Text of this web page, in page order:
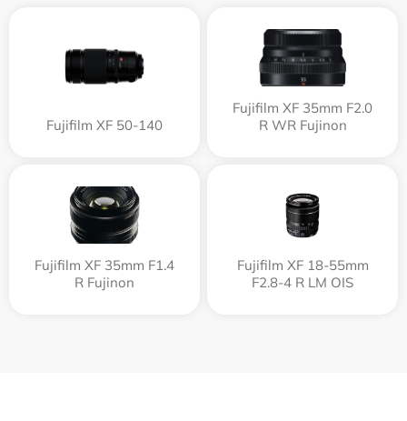
Fujifilm XF 50-140
Fujifilm XF 35mm F2.0
R WR Fujinon
Fujifilm XF 35mm F1.4
R Fujinon
Fujifilm XF 18-55mm
F2.8-4 R LM OIS